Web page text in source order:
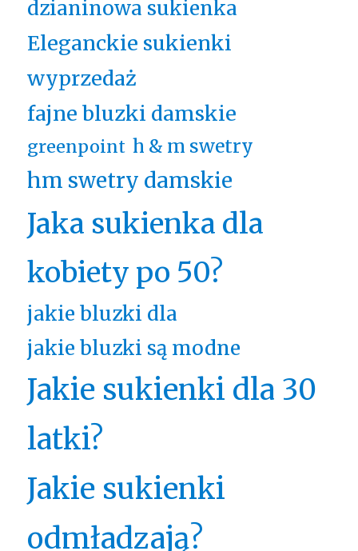
dzianinowa sukienka
Eleganckie sukienki
wyprzedaż
fajne bluzki damskie
greenpoint h & m swetry
hm swetry damskie
Jaka sukienka dla
kobiety po 50?
jakie bluzki dla
jakie bluzki są modne
Jakie sukienki dla 30
latki?
Jakie sukienki
odmładzają?